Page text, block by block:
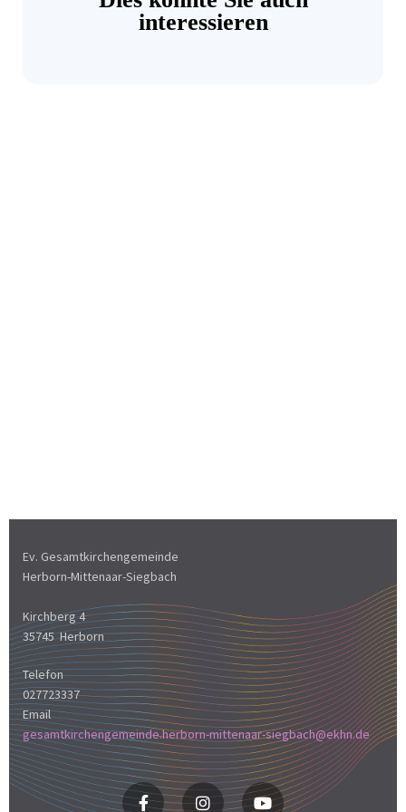
interessieren
Ev. Gesamtkirchengemeinde
Herborn-Mittenaar-Siegbach
Kirchberg 4
35745 Herborn
Telefon
027723337
Email
gesamtkirchengemeinde.herborn-mittenaar-siegbach@ekhn.de